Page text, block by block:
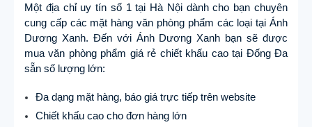
Một địa chỉ uy tín số 1 tại Hà Nội dành cho bạn chuyên
cung cấp các mặt hàng văn phòng phẩm các loại tại Ánh
Dương Xanh. Đến với Ánh Dương Xanh bạn sẽ được
mua văn phòng phẩm giá rẻ chiết khấu cao tại Đống Đa
sẵn số lượng lớn:
Đa dạng mặt hàng, báo giá trực tiếp trên website
Chiết khấu cao cho đơn hàng lớn